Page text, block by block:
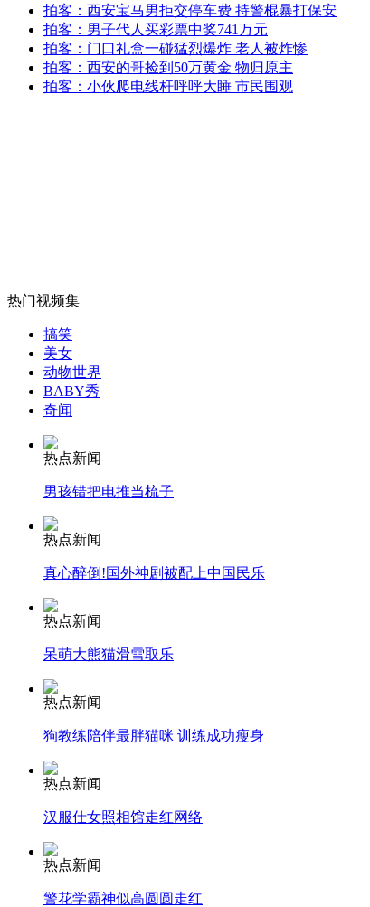
中印对峙暴露5大隐忧 警惕日本挑拨离间
无痛分娩是否安全 医生回应
外交部：反对强权政治霸凌主义
安徽一实载49人客车翻车
走！跟着总书记去植树
消防员救轻生者
纽约上演“枕头大战”
司机酒驾遇交警 急速倒车逃窜
拍客：西安宝马男拒交停车费 持警棍暴打保安
拍客：男子代人买彩票中奖741万元
拍客：门口礼盒一碰猛烈爆炸 老人被炸惨
拍客：西安的哥捡到50万黄金 物归原主
拍客：小伙爬电线杆呼呼大睡 市民围观
热门视频集
搞笑
美女
动物世界
BABY秀
奇闻
热点新闻
男孩错把电推当梳子
热点新闻
真心醉倒!国外神剧被配上中国民乐
热点新闻
呆萌大熊猫滑雪取乐
热点新闻
狗教练陪伴最胖猫咪 训练成功瘦身
热点新闻
汉服仕女照相馆走红网络
热点新闻
警花学霸神似高圆圆走红